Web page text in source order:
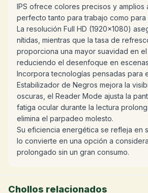
IPS ofrece colores precisos y amplios
perfecto tanto para trabajo como para
La resolución Full HD (1920x1080)
nítidas, mientras que la tasa de
proporciona una mayor suavidad en el
reduciendo el desenfoque en
Incorpora tecnologías pensadas para
Estabilizador de Negros mejora la
oscuras, el Reader Mode ajusta la
fatiga ocular durante la lectura
elimina el parpadeo molesto.
Su eficiencia energética se refleja en
lo convierte en una opción a
prolongado sin un gran consumo.
Chollos relacionados